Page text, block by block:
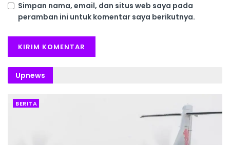
Simpan nama, email, dan situs web saya pada
peramban ini untuk komentar saya berikutnya.
Upnews
BERITA